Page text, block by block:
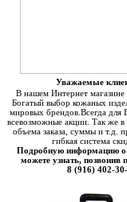
Уважаемые
В нашем Интернет
Богатый выбор кожаных
мировых брендов.Всегда для
всевозможные акции. Так же в
объема заказа, суммы и т.д.
гибкая система
Подробную информацию
можете узнать, позвонив
8 (916) 402-